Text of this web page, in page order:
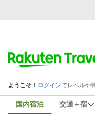
国内宿泊 交通＋宿